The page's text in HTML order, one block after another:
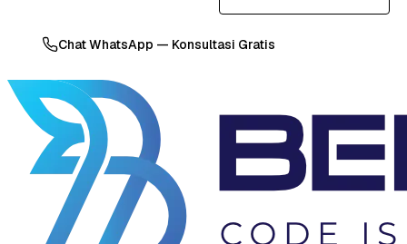
Chat WhatsApp — Konsultasi Gratis